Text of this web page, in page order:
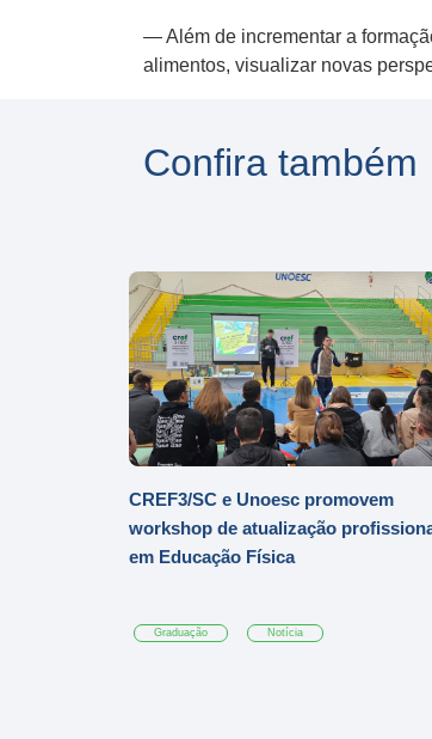
— Além de incrementar a
alimentos, visualizar novas
Confira também
CREF3/SC e Unoesc promovem
workshop de atualização
em Educação Física
Graduação Notícia